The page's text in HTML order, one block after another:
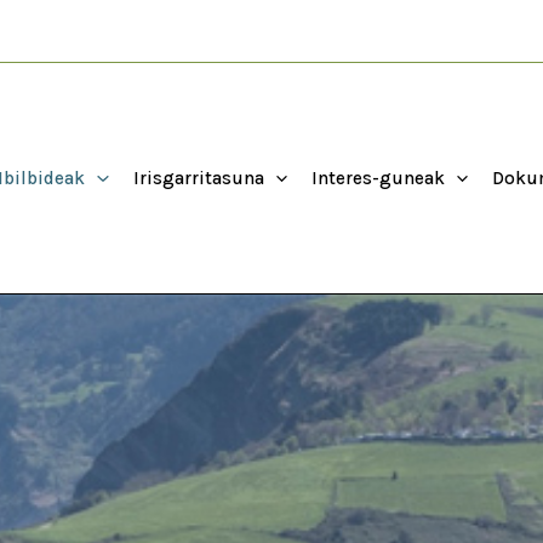
Ibilbideak Irisgarritasuna Interes-guneak